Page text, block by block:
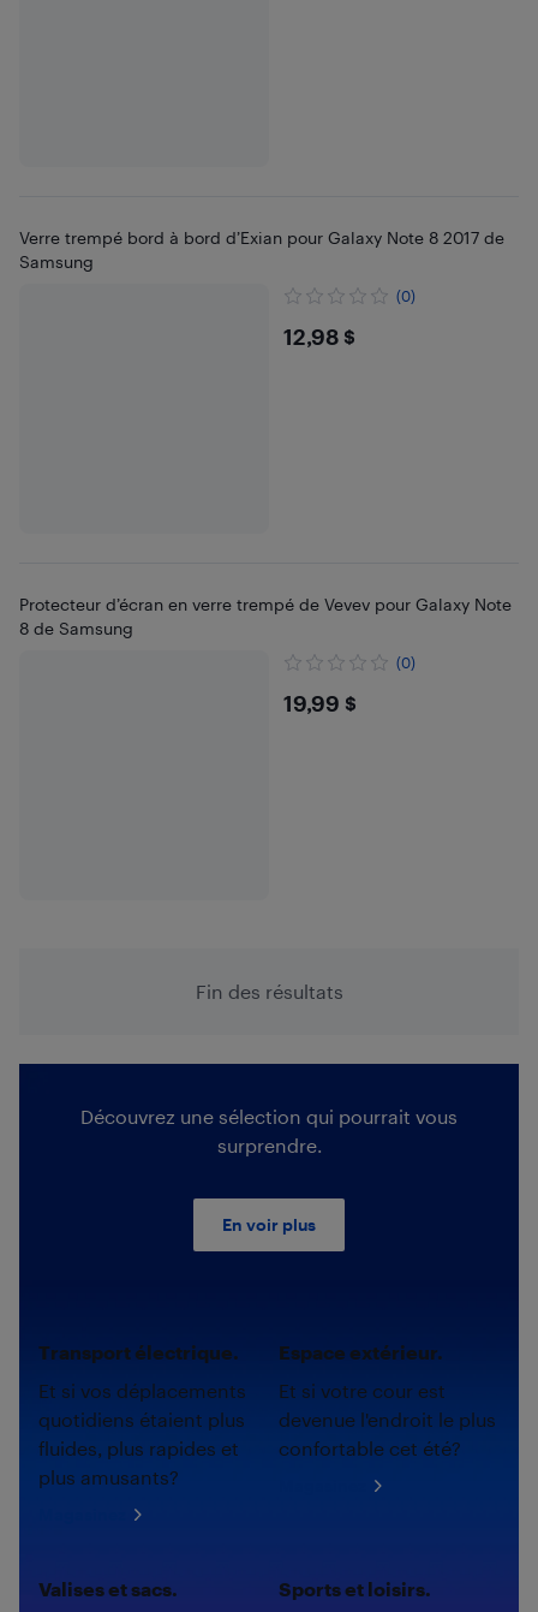
Verre trempé bord à bord d’Exian pour Galaxy Note 8 2017 de
Samsung
(0)
$12.98
12,98 $
Protecteur d’écran en verre trempé de Vevev pour Galaxy Note
8 de Samsung
(0)
$19.99
19,99 $
Fin des résultats
Découvrez une sélection qui pourrait vous
surprendre.
En voir plus
Transport électrique.
Et si vos déplacements
quotidiens étaient plus
fluides, plus rapides et
plus amusants?
Espace extérieur.
Et si votre cour est
devenue l'endroit le plus
confortable cet été?
Valises et sacs. Sports et loisirs.